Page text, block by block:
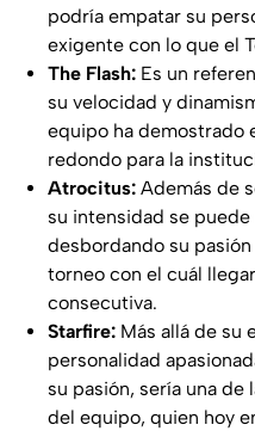
podría empatar su
exigente con lo que el
The Flash: Es un
su velocidad y
equipo ha demostrado
redondo para la
Atrocitus: Además de
su intensidad se puede
desbordando su
torneo con el cuál
consecutiva.
Starfire: Más allá de su
personalidad
su pasión, sería una
del equipo, quien hoy